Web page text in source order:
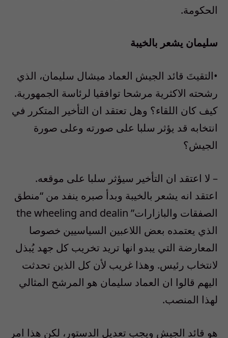
الحكومة.
سليمان يشعر بالخيبة
•التقيتَ قائد الجيش العماد ميشال سليمان، الذي
رشحته الاكثرية مرشحا توافقيا لرئاسة الجمهورية.
كيف كان اللقاء؟ وهل تعتقد ان التأخير المتكرر في
انتخابه قد يؤثر سلبا على صورته وعلى صورة
الجيش؟
– لا اعتقد ان التأخير سيؤثر سلبا على موقعه.
اعتقد انه يشعر بالخيبة وبدأ صبره ينفد من “منطق
الصفقات والبازارات” the wheeling and dealin
الذي يعتمده بعض اللاعبين السياسيين خصوصا
المعارضة التي يبدو انها تريد تخريب كل جهد يُبذل
لانتخاب رئيس. وهذا غريب لأن كل الذين تحدثت
اليهم قالوا ان العماد سليمان هو المرشح المثالي
لهذا المنصب.
هو قائد الجيش ويجب تعديل الدستور، لكن هذا امر